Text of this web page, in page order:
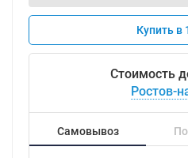
Купить в
Стоимость
Ростов-
Самовывоз